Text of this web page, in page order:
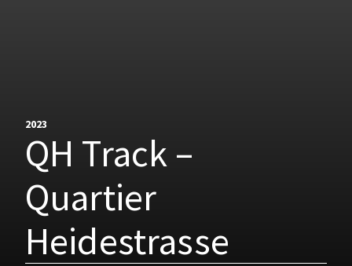
2023
QH Track –
Quartier
Heidestrasse